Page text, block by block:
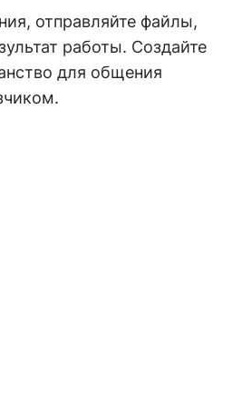
отправляйте файлы,
работы. Создайте
для общения